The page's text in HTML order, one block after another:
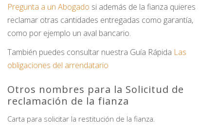
Pregunta a un Abogado si además de la fianza quieres
reclamar otras cantidades entregadas como garantía,
como por ejemplo un aval bancario.
También puedes consultar nuestra Guía Rápida Las
obligaciones del arrendatario
Otros nombres para la Solicitud de
reclamación de la fianza
Carta para solicitar la restitución de la fianza.